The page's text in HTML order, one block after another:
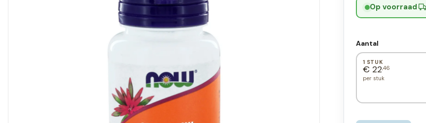
Op voorraad·
Aantal
1 STUK
€ 22,46
per stuk